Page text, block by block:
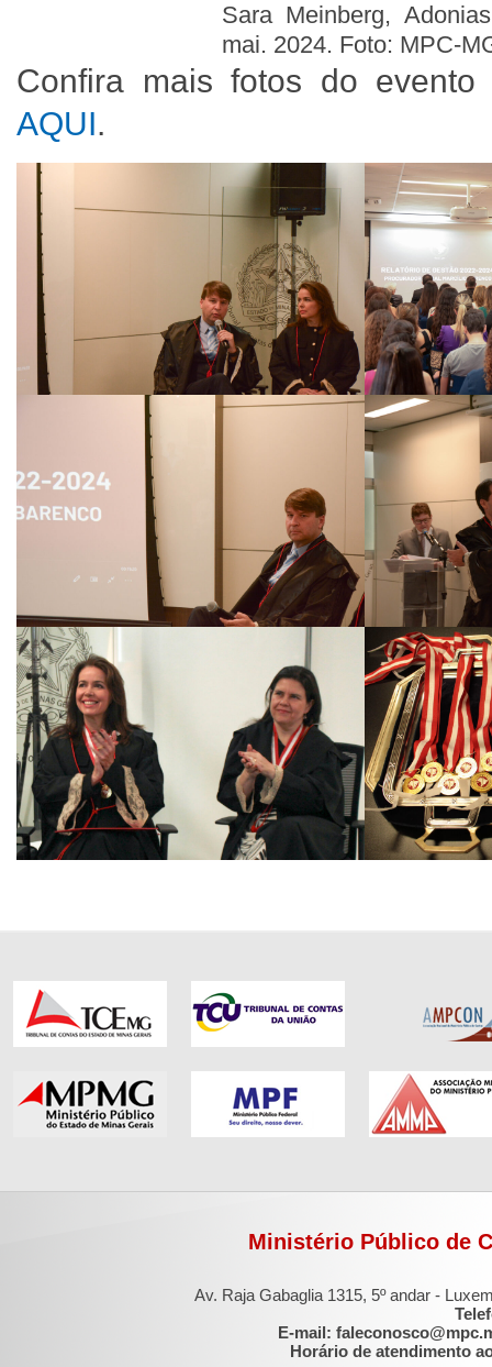
Sara Meinberg,
mai. 2024. Foto: MPC-
Confira mais fotos do
AQUI.
Ministério Público de
Av. Raja Gabaglia 1315, 5º andar -
E-mail:
Horário de atendimento